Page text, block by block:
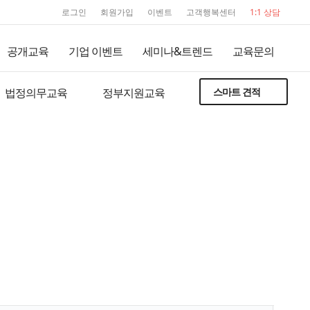
로그인 회원가입 이벤트 고객행복센터 1:1 상담
공개교육 기업 이벤트 세미나&트렌드 교육문의
법정의무교육 정부지원교육 스마트 견적